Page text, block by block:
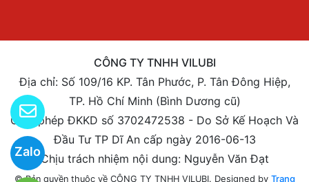
Zalo
CÔNG TY TNHH VILUBI
Địa chỉ: Số 109/16 KP. Tân Phước, P. Tân Đông Hiệp,
TP. Hồ Chí Minh (Bình Dương cũ)
Giấy phép ĐKKD số 3702472538 - Do Sở Kế Hoạch Và
Đầu Tư TP Dĩ An cấp ngày 2016-06-13
Chịu trách nhiệm nội dung: Nguyễn Văn Đạt
© Bản quyền thuộc về CÔNG TY TNHH VILUBI. Designed by Trang